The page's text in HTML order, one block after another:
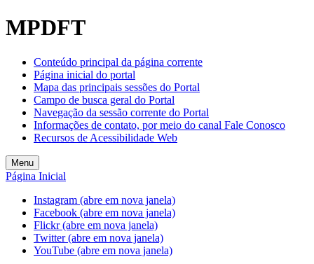
MPDFT
Conteúdo principal da página corrente
Página inicial do portal
Mapa das principais sessões do Portal
Campo de busca geral do Portal
Navegação da sessão corrente do Portal
Informações de contato, por meio do canal Fale Conosco
Recursos de Acessibilidade Web
Menu
Página Inicial
Instagram (abre em nova janela)
Facebook (abre em nova janela)
Flickr (abre em nova janela)
Twitter (abre em nova janela)
YouTube (abre em nova janela)